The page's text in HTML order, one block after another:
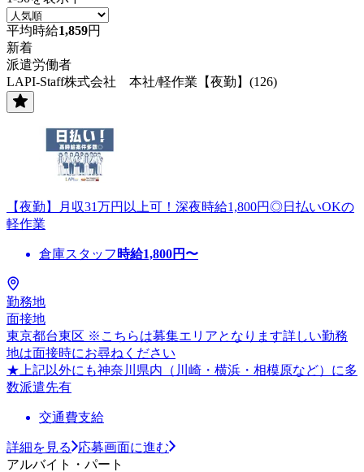
平均時給1,859円
新着
派遣労働者
LAPI-Staff株式会社 本社/軽作業【夜勤】(126)
【夜勤】月収31万円以上可！深夜時給1,800円◎日払いOKの
軽作業
倉庫スタッフ 時給1,800円〜
勤務地
面接地
東京都台東区 ※こちらは募集エリアとなります詳しい勤務
地は面接時にお尋ねください
★上記以外にも神奈川県内（川崎・横浜・相模原など）に多
数派遣先有
交通費支給
詳細を見る
応募画面に進む
アルバイト・パート